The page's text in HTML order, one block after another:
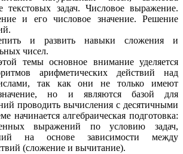
текстовых задач. Числовое выражение.
и его числовое значение. Решение
и развить навыки сложения и
чисел.
темы основное внимание уделяется
арифметических действий над
так как они не только имеют
значение, но и являются базой для
проводить вычисления с десятичными
начинается алгебраическая подготовка:
выражений по условию задач,
на основе зависимости между
(сложение и вычитание).